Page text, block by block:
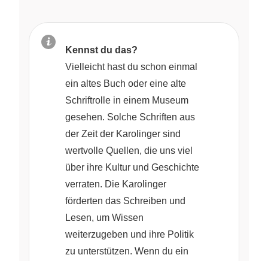
Kennst du das?
Vielleicht hast du schon einmal
ein altes Buch oder eine alte
Schriftrolle in einem Museum
gesehen. Solche Schriften aus
der Zeit der Karolinger sind
wertvolle Quellen, die uns viel
über ihre Kultur und Geschichte
verraten. Die Karolinger
förderten das Schreiben und
Lesen, um Wissen
weiterzugeben und ihre Politik
zu unterstützen. Wenn du ein